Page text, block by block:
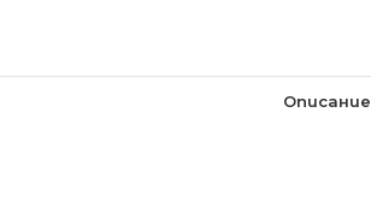
Описание